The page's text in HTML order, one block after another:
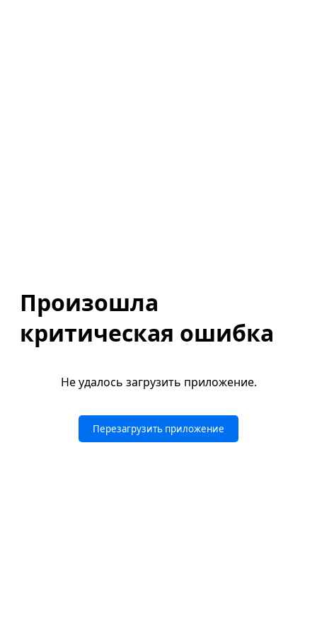
Произошла
критическая ошибка
Не удалось загрузить приложение.
Перезагрузить приложение